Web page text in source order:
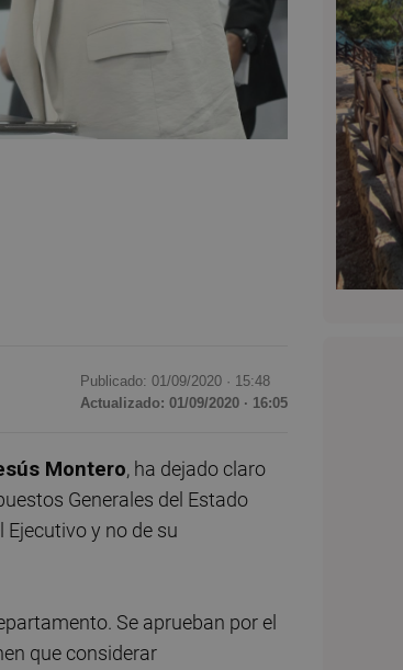
Publicado: 01/09/2020 · 15:48
Actualizado: 01/09/2020 · 16:05
Montero, ha dejado claro
Generales del Estado
Ejecutivo y no de su
Se aprueban por el
que considerar